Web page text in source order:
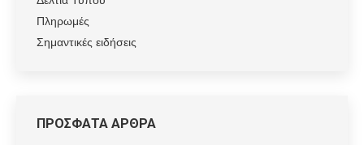
Πληρωμές
Σημαντικές ειδήσεις
ΠΡΟΣΦΑΤΑ ΑΡΘΡΑ